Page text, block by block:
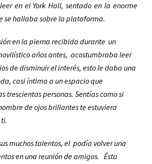
en el York Hall, sentado en la enorme
se hallaba sobre la plataforma.
en la pierna recibida durante un
años antes, acostumbraba leer
de disminuir el interés, esto le daba una
casi íntima a un espacio que
trescientas personas. Sentías como si
de ojos brillantes te estuviera
muchos talentos, el podía volver una
en una reunión de amigos. Ésta